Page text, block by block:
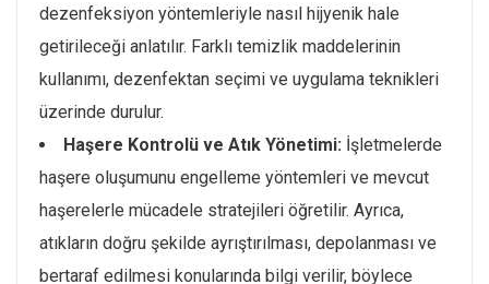
dezenfeksiyon yöntemleriyle nasıl hijyenik hale
getirileceği anlatılır. Farklı temizlik maddelerinin
kullanımı, dezenfektan seçimi ve uygulama teknikleri
üzerinde durulur.
Haşere Kontrolü ve Atık Yönetimi: İşletmelerde
haşere oluşumunu engelleme yöntemleri ve mevcut
haşerelerle mücadele stratejileri öğretilir. Ayrıca,
atıkların doğru şekilde ayrıştırılması, depolanması ve
bertaraf edilmesi konularında bilgi verilir, böylece